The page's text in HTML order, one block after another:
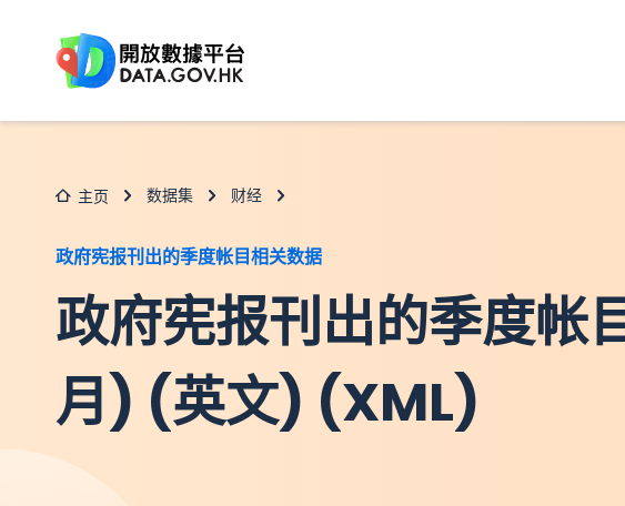
主页 数据集 财经
政府宪报刊出的季度帐目相关数据
政府宪报刊出的季度帐
月) (英文) (XML)